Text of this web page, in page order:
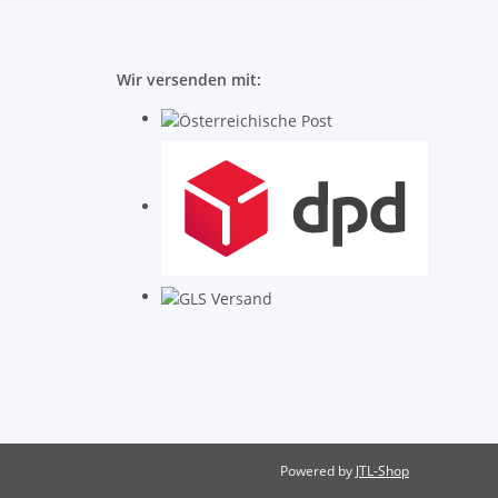
Wir versenden mit:
Powered by JTL-Shop